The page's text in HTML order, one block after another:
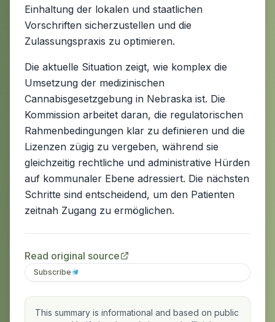
Einhaltung der lokalen und staatlichen
Vorschriften sicherzustellen und die
Zulassungspraxis zu optimieren.
Die aktuelle Situation zeigt, wie komplex die
Umsetzung der medizinischen
Cannabisgesetzgebung in Nebraska ist. Die
Kommission arbeitet daran, die regulatorischen
Rahmenbedingungen klar zu definieren und die
Lizenzen zügig zu vergeben, während sie
gleichzeitig rechtliche und administrative Hürden
auf kommunaler Ebene adressiert. Die nächsten
Schritte sind entscheidend, um den Patienten
zeitnah Zugang zu ermöglichen.
Read original source
Subscribe
This summary is informational and based on public